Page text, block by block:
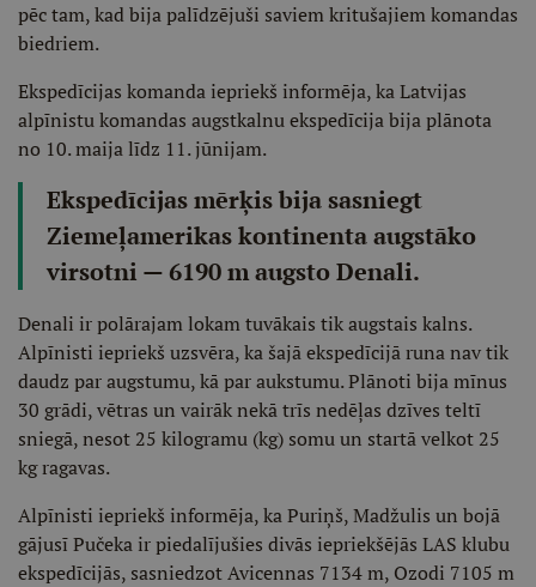
pēc tam, kad bija palīdzējuši saviem kritušajiem komandas
biedriem.
Ekspedīcijas komanda iepriekš informēja, ka Latvijas
alpīnistu komandas augstkalnu ekspedīcija bija plānota
no 10. maija līdz 11. jūnijam.
Ekspedīcijas mērķis bija sasniegt
Ziemeļamerikas kontinenta augstāko
virsotni — 6190 m augsto Denali.
Denali ir polārajam lokam tuvākais tik augstais kalns.
Alpīnisti iepriekš uzsvēra, ka šajā ekspedīcijā runa nav tik
daudz par augstumu, kā par aukstumu. Plānoti bija mīnus
30 grādi, vētras un vairāk nekā trīs nedēļas dzīves teltī
sniegā, nesot 25 kilogramu (kg) somu un startā velkot 25
kg ragavas.
Alpīnisti iepriekš informēja, ka Puriņš, Madžulis un bojā
gājusī Pučeka ir piedalījušies divās iepriekšējās LAS klubu
ekspedīcijās, sasniedzot Avicennas 7134 m, Ozodi 7105 m